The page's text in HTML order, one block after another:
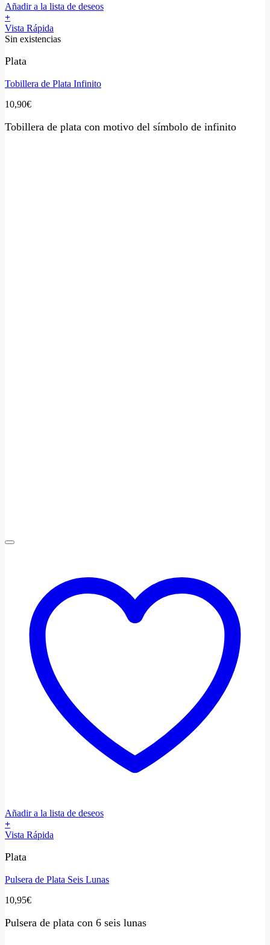
Añadir a la lista de deseos
+
Vista Rápida
Sin existencias
Plata
Tobillera de Plata Infinito
10,90€
Tobillera de plata con motivo del símbolo de infinito
Añadir a la lista de deseos
+
Vista Rápida
Plata
Pulsera de Plata Seis Lunas
10,95€
Pulsera de plata con 6 seis lunas